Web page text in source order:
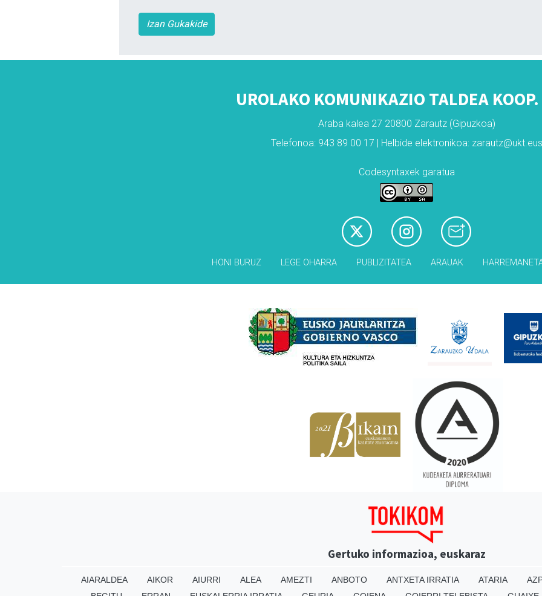
Izan Gukakide
UROLAKO KOMUNIKAZIO TALDEA
Araba kalea 27 20800 Zarautz (Gipuzkoa)
Telefonoa: 943 89 00 17 | Helbide elektronikoa: zarautz@ukt.eus
Codesyntaxek garatua
HONI BURUZ LEGE OHARRA PUBLIZITATEA ARAUAK
Gertuko informazioa, euskaraz
AIARALDEA AIKOR AIURRI ALEA AMEZTI ANBOTO ANTXETA IRRATIA ATARIA